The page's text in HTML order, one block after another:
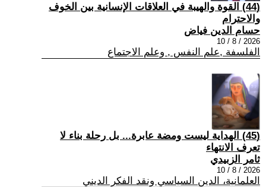
(44) القوة والهيبة في العلاقات الإنسانية بين الخوف
والاحترام
حسام الدين فياض
2026 / 8 / 10
الفلسفة ,علم النفس , وعلم الاجتماع
(45) الهداية ليست ومضة عابرة... بل رحلة بناء لا
تعرف الانتهاء
ثامر الزبيدي
2026 / 8 / 10
العلمانية، الدين السياسي ونقد الفكر الديني